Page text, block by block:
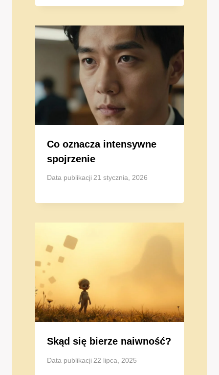
Co oznacza intensywne
spojrzenie
Data publikacji 21 stycznia, 2026
Skąd się bierze naiwność?
Data publikacji 22 lipca, 2025